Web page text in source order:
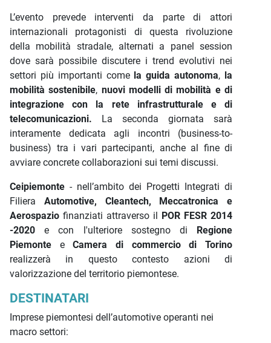
L’evento prevede interventi da parte di attori
internazionali protagonisti di questa rivoluzione
della mobilità stradale, alternati a panel session
dove sarà possibile discutere i trend evolutivi nei
settori più importanti come la guida autonoma, la
mobilità sostenibile, nuovi modelli di mobilità e di
integrazione con la rete infrastrutturale e di
telecomunicazioni. La seconda giornata sarà
interamente dedicata agli incontri (business-to-
business) tra i vari partecipanti, anche al fine di
avviare concrete collaborazioni sui temi discussi.
Ceipiemonte - nell’ambito dei Progetti Integrati di
Filiera Automotive, Cleantech, Meccatronica e
Aerospazio finanziati attraverso il
POR FESR 2014
-2020e con l'ulteriore sostegno di Regione
Piemonte eCamera di commercio di Torino
realizzerà in questo contesto azioni di
valorizzazione del territorio piemontese.
DESTINATARI
Imprese piemontesi dell’automotive operanti nei
macro settori: